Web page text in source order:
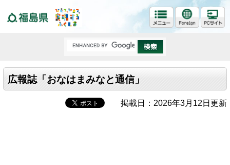
広報誌「おなはまみなと通信」
掲載日：2026年3月12日更新